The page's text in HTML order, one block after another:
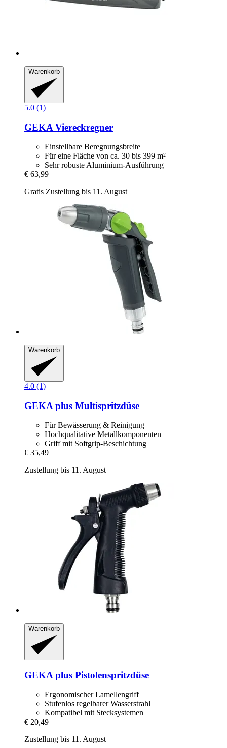
Warenkorb
5.0 (1)
GEKA Viereckregner
Einstellbare Beregnungsbreite
Für eine Fläche von ca. 30 bis 399 m²
Sehr robuste Aluminium-Ausführung
€ 63,99
Gratis Zustellung bis 11. August
Warenkorb
4.0 (1)
GEKA plus Multispritzdüse
Für Bewässerung & Reinigung
Hochqualitative Metallkomponenten
Griff mit Softgrip-Beschichtung
€ 35,49
Zustellung bis 11. August
Warenkorb
GEKA plus Pistolenspritzdüse
Ergonomischer Lamellengriff
Stufenlos regelbarer Wasserstrahl
Kompatibel mit Stecksystemen
€ 20,49
Zustellung bis 11. August